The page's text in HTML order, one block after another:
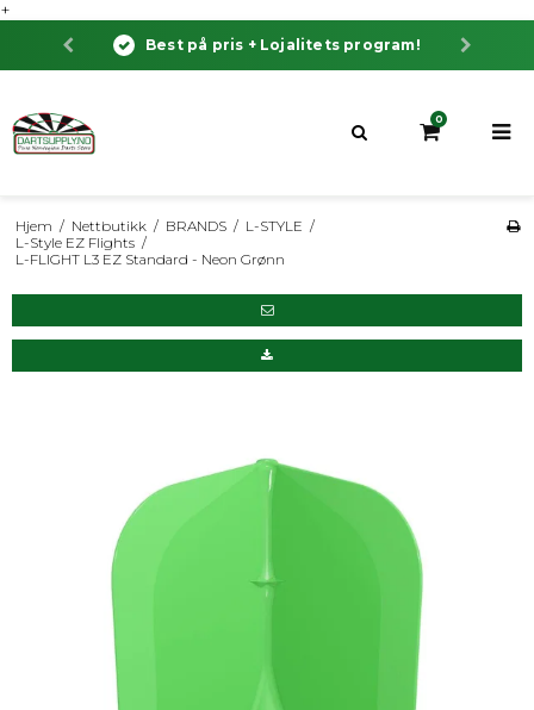
+
Best på pris + Lojalitets program!
0
Hjem / Nettbutikk / BRANDS / L-STYLE /
L-Style EZ Flights /
L-FLIGHT L3 EZ Standard - Neon Grønn